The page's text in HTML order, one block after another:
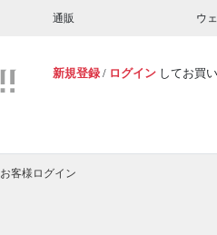
通販 ウ
新規登録 / ログイン してお買
お客様ログイン